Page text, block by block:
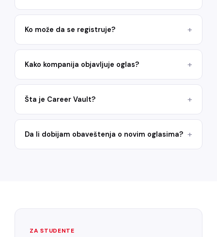
Ko može da se registruje?
Kako kompanija objavljuje oglas?
Šta je Career Vault?
Da li dobijam obaveštenja o novim oglasima?
ZA STUDENTE